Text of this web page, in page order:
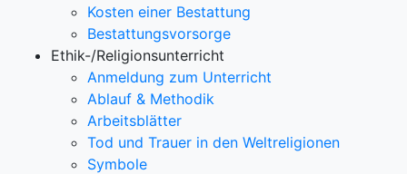
Kosten einer Bestattung
Bestattungsvorsorge
Ethik-/Religionsunterricht
Anmeldung zum Unterricht
Ablauf & Methodik
Arbeitsblätter
Tod und Trauer in den Weltreligionen
Symbole